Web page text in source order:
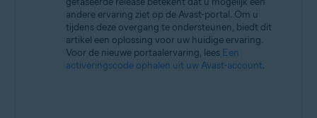
andere ervaring ziet op de Avast-portal. Om u
tijdens deze overgang te ondersteunen, biedt dit
artikel een oplossing voor uw huidige ervaring.
Voor de nieuwe portaalervaring, lees Een
activeringscode ophalen uit uw Avast-account.